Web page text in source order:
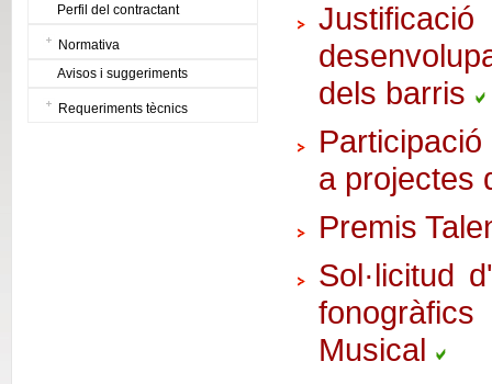
Perfil del contractant
Normativa
Avisos i suggeriments
Requeriments tècnics
dels barris
a projectes
Premis
Sol·licitud
Musical